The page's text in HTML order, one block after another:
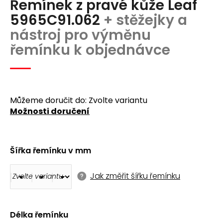
produktu
je
0,0
z
5
hvězdiček.
Řemínek z pravé kůže Leaf
5965C91.062 + stěžejky a
nástroj pro výměnu
řemínku k objednávce
Délka řemínku
Šířka řemínku v mm
Jak změřit šířku řemínku
Můžeme doručit do: Zvolte variantu
Možnosti doručení
a
j
í
t
?
D
o
p
o
u